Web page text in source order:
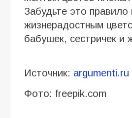
Забудьте это правило
жизнерадостным
бабушек, сестричек и
Источник: argumenti.ru
Фото: freepik.com